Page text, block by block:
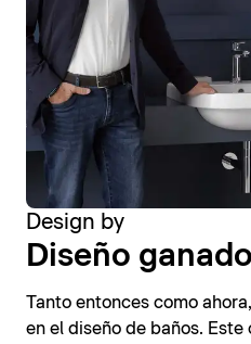
Design by
Diseño
Tanto entonces como
en el diseño de baños. Este